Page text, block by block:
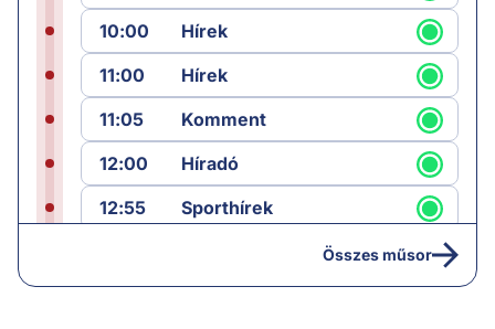
10:00
Hírek
11:00
Hírek
11:05
Komment
12:00
Híradó
12:55
Sporthírek
Összes műsor